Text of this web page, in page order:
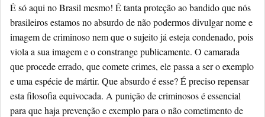
É só aqui no Brasil mesmo! É tanta proteção ao bandido que nós
brasileiros estamos no absurdo de não podermos divulgar nome e
imagem de criminoso nem que o sujeito já esteja condenado, pois
viola a sua imagem e o constrange publicamente. O camarada
que procede errado, que comete crimes, ele passa a ser o exemplo
e uma espécie de mártir. Que absurdo é esse? É preciso repensar
esta filosofia equivocada. A punição de criminosos é essencial
para que haja prevenção e exemplo para o não cometimento de